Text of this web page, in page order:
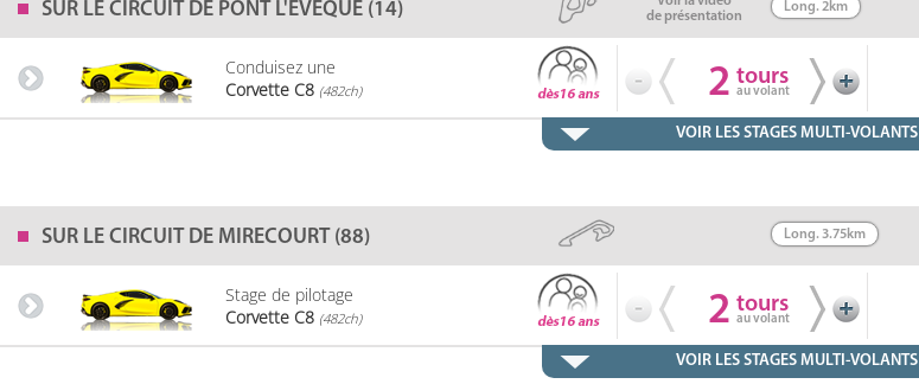
SUR LE CIRCUIT DE PONT L'EVÈQUE (14)
de présentation
Long. 2km
Conduisez une
Corvette C8 (482ch) 2 tours
au volant
VOIR LES STAGES MULTI-VOLANTS
SUR LE CIRCUIT DE MIRECOURT (88) Long. 3.75km
Stage de pilotage
Corvette C8 (482ch) 2 tours
au volant
VOIR LES STAGES MULTI-VOLANTS